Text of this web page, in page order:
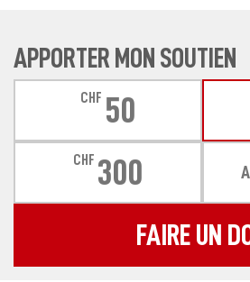
APPORTER MON SOUTIEN
CHF 50
CHF 300
FAIRE UN